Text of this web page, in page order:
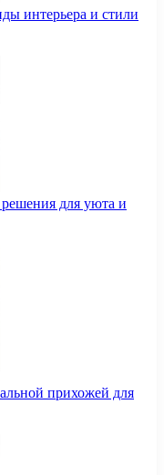
интерьера и стили
для уюта и
прихожей для